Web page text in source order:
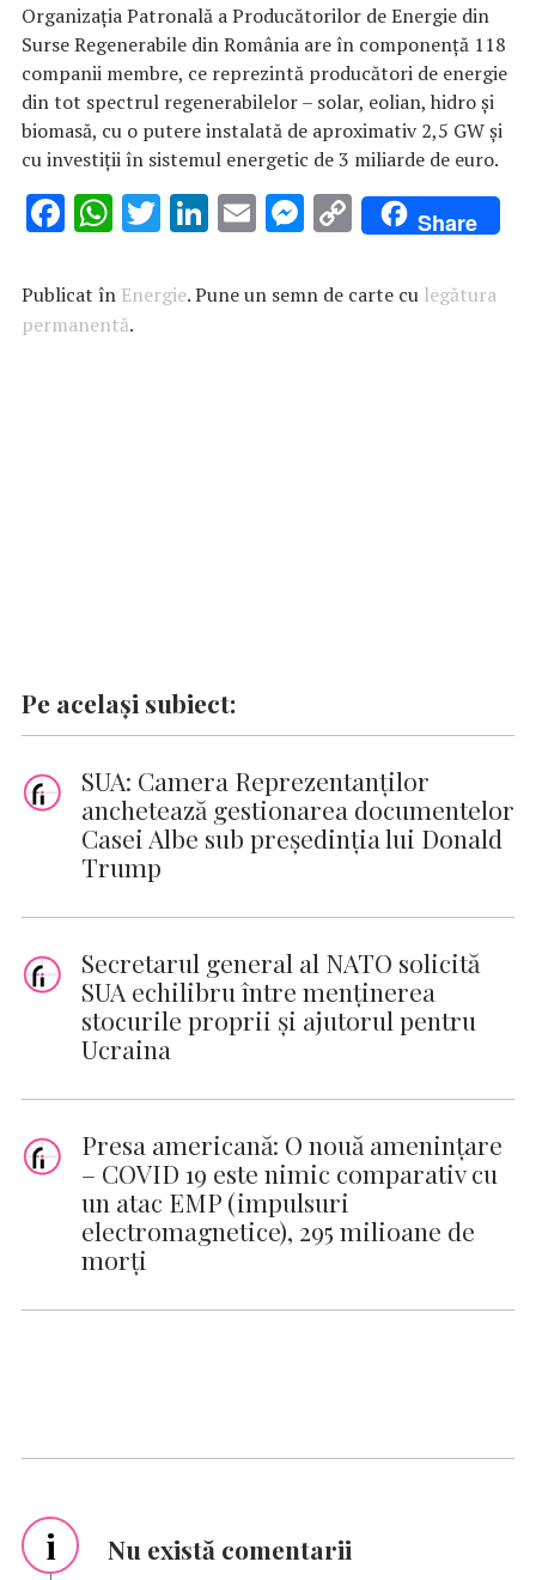
Organizaţia Patronală a Producătorilor de Energie din
Surse Regenerabile din România are în componenţă 118
companii membre, ce reprezintă producători de energie
din tot spectrul regenerabilelor – solar, eolian, hidro şi
biomasă, cu o putere instalată de aproximativ 2,5 GW și
cu investiții în sistemul energetic de 3 miliarde de euro.
F
e
b
W
at
s
T
it
Li
k
E
ai
M
se
C
o
p
Share
Publicat în Energie. Pune un semn de carte cu legătura
permanentă.
Pe același subiect:
SUA: Camera Reprezentanţilor
anchetează gestionarea documentelor
Casei Albe sub preşedinţia lui Donald
Trump
Secretarul general al NATO solicită
SUA echilibru între menținerea
stocurile proprii și ajutorul pentru
Ucraina
Presa americană: O nouă ameninţare
– COVID 19 este nimic comparativ cu
un atac EMP (impulsuri
electromagnetice), 295 milioane de
morţi
i Nu există comentarii